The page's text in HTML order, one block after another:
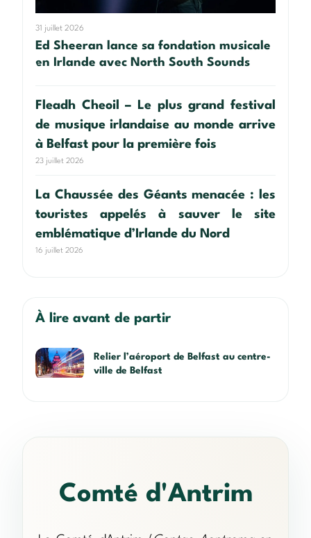
31 juillet 2026
Ed Sheeran lance sa fondation musicale
en Irlande avec North South Sounds
Fleadh Cheoil – Le plus grand festival
de musique irlandaise au monde arrive
à Belfast pour la première fois
23 juillet 2026
La Chaussée des Géants menacée : les
touristes appelés à sauver le site
emblématique d’Irlande du Nord
16 juillet 2026
À lire avant de partir
Relier l’aéroport de Belfast au centre-
ville de Belfast
Comté d'Antrim